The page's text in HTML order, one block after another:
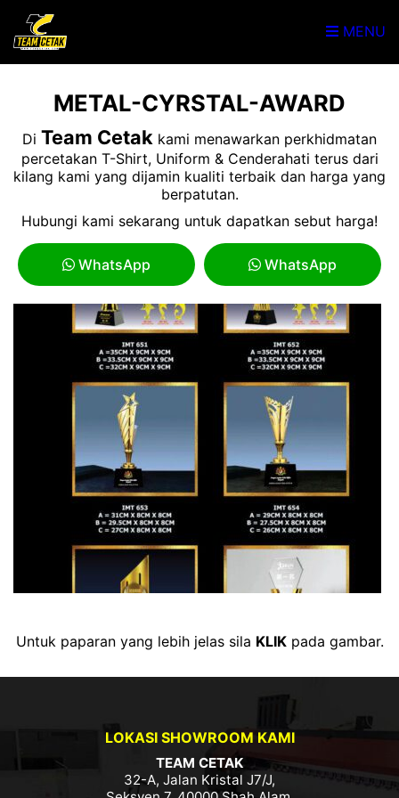
MENU
METAL-CYRSTAL-AWARD
Di Team Cetak kami menawarkan perkhidmatan
percetakan T-Shirt, Uniform & Cenderahati terus dari
kilang kami yang dijamin kualiti terbaik dan harga yang
berpatutan.
Hubungi kami sekarang untuk dapatkan sebut harga!
WhatsApp WhatsApp
Untuk paparan yang lebih jelas sila KLIKpada gambar.
LOKASI SHOWROOM KAMI
TEAM CETAK
32-A, Jalan Kristal J7/J,